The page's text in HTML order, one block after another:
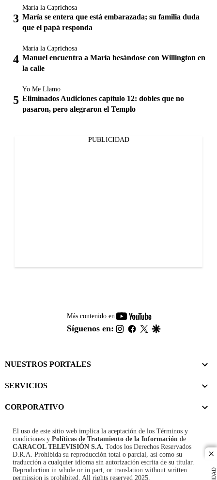
María la Caprichosa
María se entera que está embarazada; su familia duda
que el papá responda
María la Caprichosa
Manuel encuentra a María besándose con Willington en
la calle
Yo Me Llamo
Eliminados Audiciones capítulo 12: dobles que no
pasaron, pero alegraron el Templo
PUBLICIDAD
Más contenido en
youtube-
footer
Síguenos en: instagram
facebook
twitter
NUESTROS PORTALES
SERVICIOS
CORPORATIVO
El uso de este sitio web implica la aceptación de los Términos y
condiciones y Políticas de Tratamiento de la Información de
CARACOL TELEVISIÓN S.A. Todos los Derechos Reservados
D.R.A. Prohibida su reproducción total o parcial, así como su
traducción a cualquier idioma sin autorización escrita de su titular.
Reproduction in whole or in part, or translation without written
permission is prohibited. All rights reserved 2025.